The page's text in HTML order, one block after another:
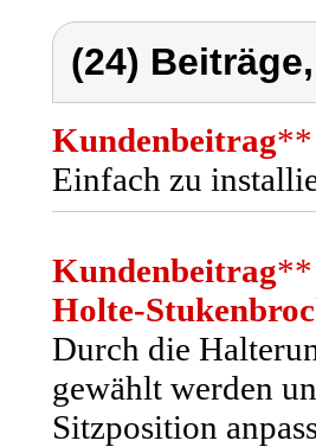
(24)
Kundenbeitrag**
Einfach zu
Kundenbeitrag**
Holte-
Durch die
gewählt werden
Sitzposition